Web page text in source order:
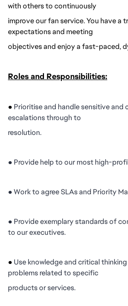
with others to continuously
improve our fan service. You have a
expectations and meeting
objectives and enjoy a fast-paced,
Roles and Responsibilities:
● Prioritise and handle sensitive and
escalations through to
resolution.
● Provide help to our most high-
● Work to agree SLAs and Priority
● Provide exemplary standards of
to our executives.
● Use knowledge and critical
problems related to specific
products or services.